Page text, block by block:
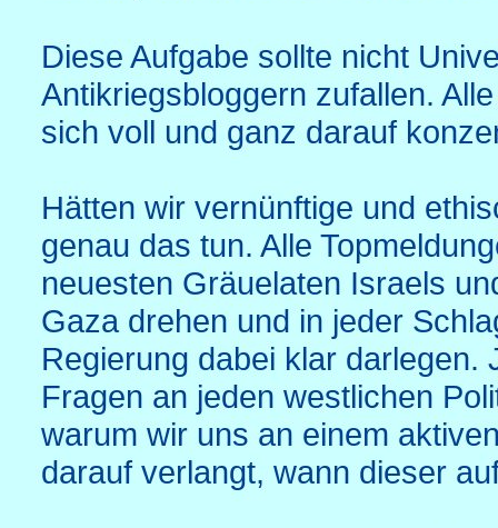
Diese Aufgabe sollte nicht
Antikriegsbloggern zufallen.
sich voll und ganz darauf
Hätten wir vernünftige und
genau das tun. Alle
neuesten Gräuelaten Israels
Gaza drehen und in jeder
Regierung dabei klar
Fragen an jeden westlichen
warum wir uns an einem
darauf verlangt, wann dieser